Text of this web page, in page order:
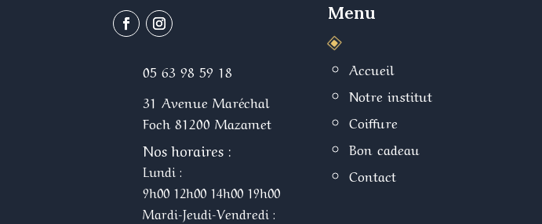
05 63 98 59 18
31 Avenue Maréchal
Foch 81200 Mazamet
Nos horaires :
Lundi :
9h00 12h00 14h00 19h00
Mardi-Jeudi-Vendredi :
Menu
W
Accueil
Notre institut
Coiffure
Bon cadeau
Contact